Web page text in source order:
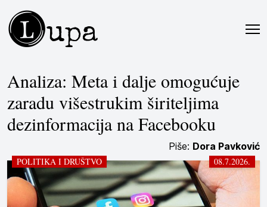
Lupa
Analiza: Meta i dalje omogućuje
zaradu višestrukim širiteljima
dezinformacija na Facebooku
Piše: Dora Pavković
POLITIKA I DRUŠTVO 08.7.2026.